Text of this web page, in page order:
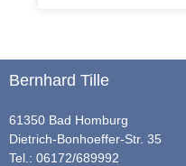
Bernhard Tille
61350 Bad Homburg
Dietrich-Bonhoeffer-Str. 35
Tel.: 06172/689992